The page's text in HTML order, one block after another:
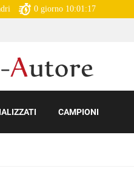
0 giorno 10:01:16
CAMPIONI